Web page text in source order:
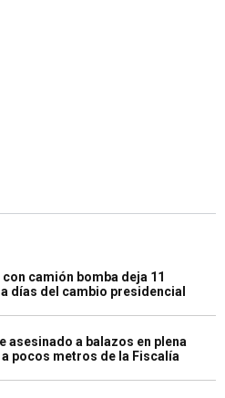
camión bomba deja 11
días del cambio presidencial
asesinado a balazos en plena
pocos metros de la Fiscalía